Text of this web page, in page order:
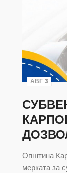
АВГ 3
Општина
мерката за